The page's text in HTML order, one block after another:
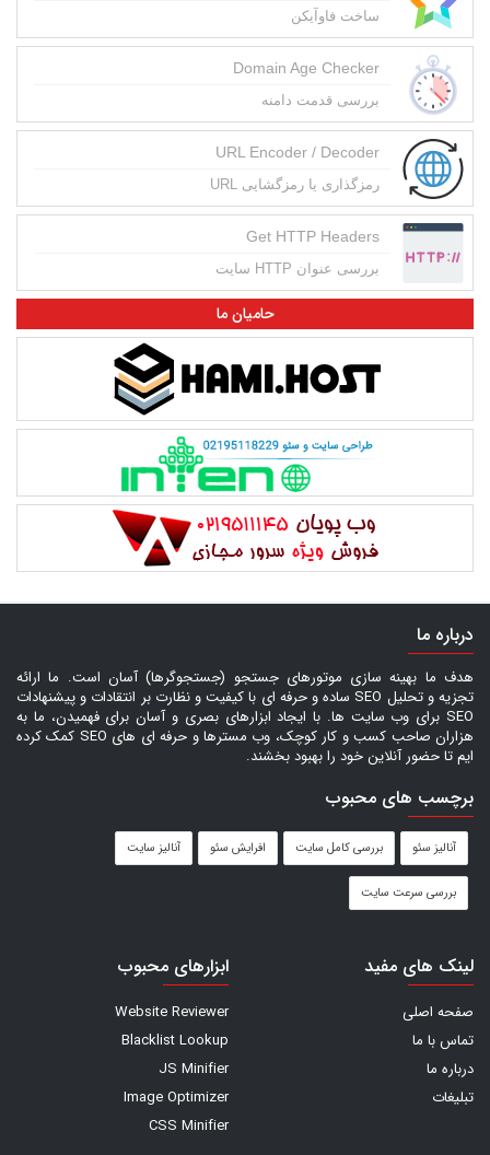
ساخت فاوآیکن
Domain Age Checker
بررسی قدمت دامنه
URL Encoder / Decoder
رمزگذاری یا رمزگشایی URL
Get HTTP Headers
بررسی عنوان HTTP سایت
حامیان ما
درباره ما
هدف ما بهینه سازی موتورهای جستجو (جستجوگرها) آسان است. ما ارائه
تجزیه و تحلیل SEO ساده و حرفه ای با کیفیت و نظارت بر انتقادات و پیشنهادات
SEO برای وب سایت ها. با ایجاد ابزارهای بصری و آسان برای فهمیدن، ما به
هزاران صاحب کسب و کار کوچک، وب مسترها و حرفه ای های SEO کمک کرده
ایم تا حضور آنلاین خود را بهبود بخشند.
برچسب های محبوب
آنالیز سئو بررسی کامل سایت افرایش سئو آنالیز سایت
بررسی سرعت سایت
لینک های مفید
صفحه اصلی
تماس با ما
درباره ما
تبلیغات
ابزارهای محبوب
Website Reviewer
Blacklist Lookup
JS Minifier
Image Optimizer
CSS Minifier